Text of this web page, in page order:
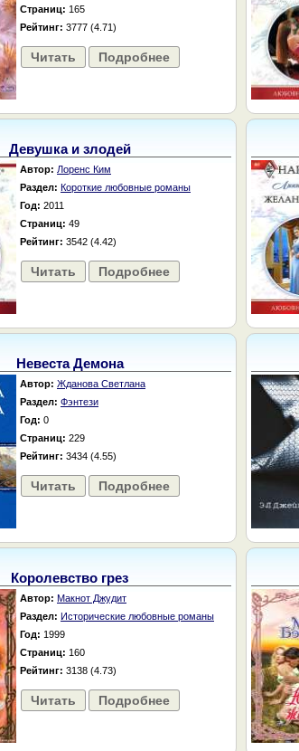
Страниц: 165
Рейтинг: 3777 (4.71)
Читать Подробнее
Девушка и злодей
Автор: Лоренс Ким
Раздел: Короткие любовные романы
Год: 2011
Страниц: 49
Рейтинг: 3542 (4.42)
Читать Подробнее
Невеста Демона
Автор: Жданова Светлана
Раздел: Фэнтези
Год: 0
Страниц: 229
Рейтинг: 3434 (4.55)
Читать Подробнее
Королевство грез
Автор: Макнот Джудит
Раздел: Исторические любовные романы
Год: 1999
Страниц: 160
Рейтинг: 3138 (4.73)
Читать Подробнее